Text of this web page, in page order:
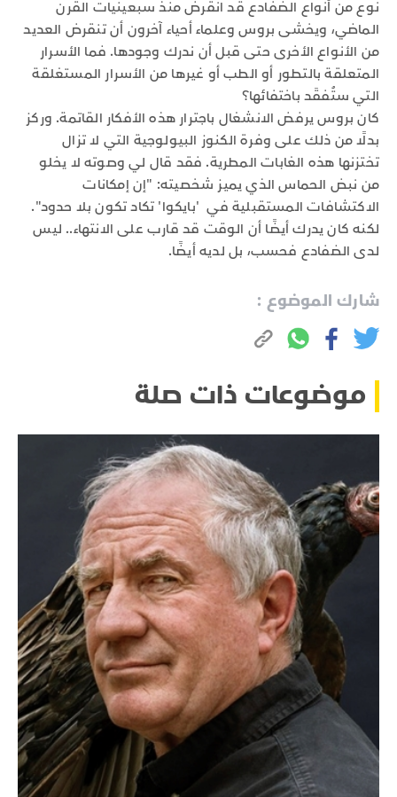
نوع من أنواع الضفادع قد انقرض منذ سبعينيات القرن
الماضي، ويخشى بروس وعلماء أحياء آخرون أن تنقرض العديد
من الأنواع الأخرى حتى قبل أن ندرك وجودها. فما الأسرار
المتعلقة بالتطور أو الطب أو غيرها من الأسرار المستغلقة
التي ستُفقَد باختفائها؟
كان بروس يرفض الانشغال باجترار هذه الأفكار القاتمة. وركز
بدلًا من ذلك على وفرة الكنوز البيولوجية التي لا تزال
تختزنها هذه الغابات المطرية. فقد قال لي وصوته لا يخلو
من نبض الحماس الذي يميز شخصيته: "إن إمكانات
الاكتشافات المستقبلية في 'بايكوا' تكاد تكون بلا حدود".
لكنه كان يدرك أيضًا أن الوقت قد قارب على الانتهاء.. ليس
لدى الضفادع فحسب، بل لديه أيضًا.
شارك الموضوع :
موضوعات ذات صلة